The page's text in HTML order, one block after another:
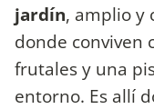
jardín, amplio y
donde conviven
frutales y una
entorno. Es allí